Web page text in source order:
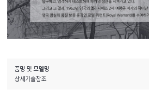
품명 및 모델명
상세기술참조